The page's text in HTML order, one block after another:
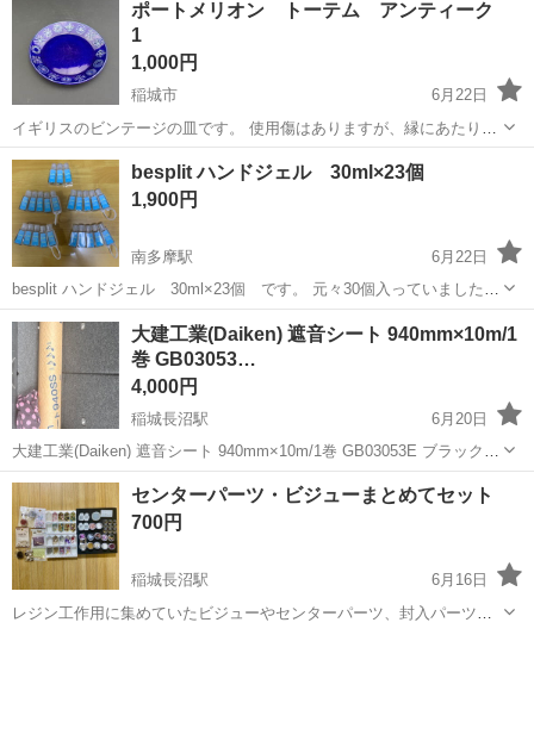
ポートメリオン トーテム アンティーク
1
1,000円
稲城市
6月22日
イギリスのビンテージの皿です。 使用傷はありますが、縁にあたりは
ないようです。 Φ180 ｈ20mm
東京 稲城市 アンティーク
besplit ハンドジェル 30ml×23個
1,900円
南多摩駅
6月22日
besplit ハンドジェル 30ml×23個 です。 元々30個入っていました
が、10個は使用し、 使用し切れない20個分を出しています。
東京 稲城市 南多摩駅 その他 ハンドジェル
大建工業(Daiken) 遮音シート 940mm×10m/1
巻 GB03053…
4,000円
稲城長沼駅
6月20日
大建工業(Daiken) 遮音シート 940mm×10m/1巻 GB03053E ブラック
タッカー と針 2ロール買いましたが1ロール丸々余ってしまい返品もで
きなく困っている為とタッカーはもう必要ないので投稿してます。 ...
東京 稲城市 稲城長沼駅 その他
センターパーツ・ビジューまとめてセット
700円
稲城長沼駅
6月16日
レジン工作用に集めていたビジューやセンターパーツ、封入パーツ、